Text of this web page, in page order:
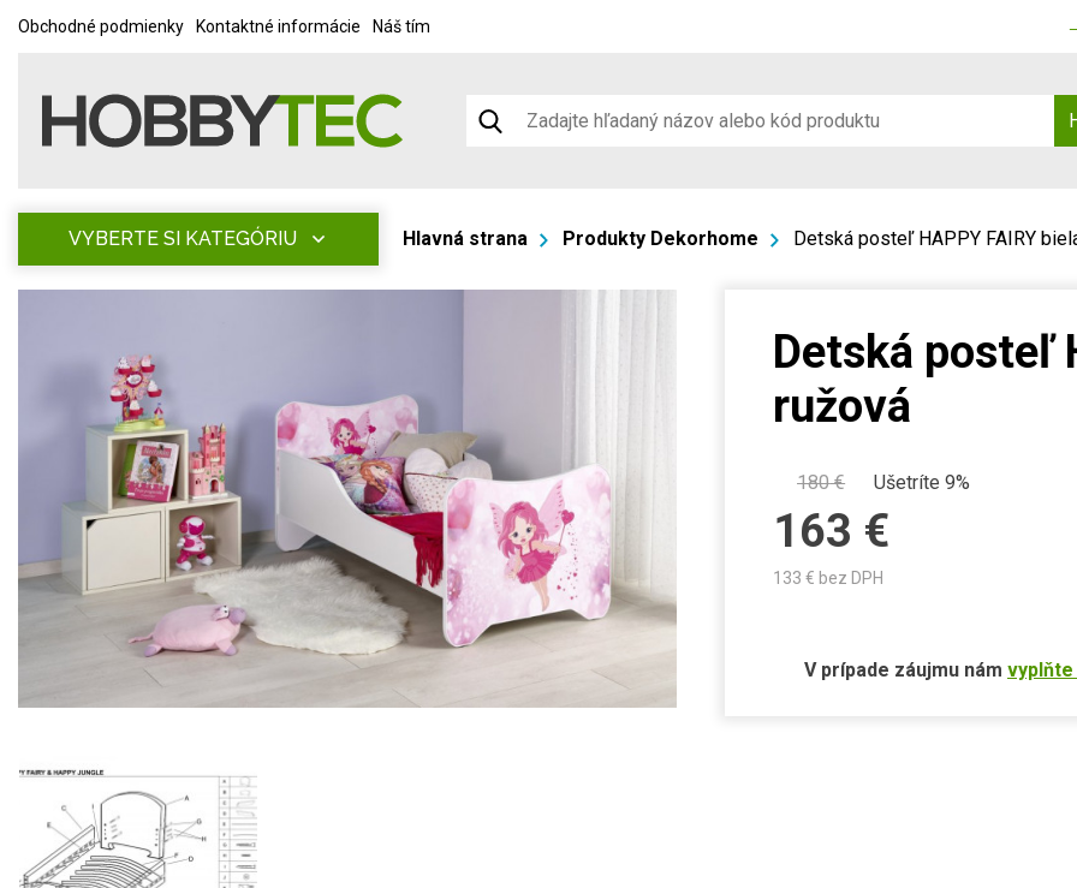
Obchodné podmienky Kontaktné informácie Náš tím
VYBERTE SI KATEGÓRIU Hlavná strana Produkty Dekorhome Detská posteľ HAPPY FAIRY
Detská posteľ
ružová
180€ Ušetríte 9%
163 €
133 € bez DPH
V prípade záujmu nám